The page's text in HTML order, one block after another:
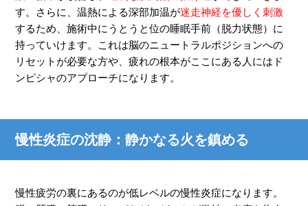
す。さらに、温熱による深部加温が迷走神経を優しく刺激
するため、施術中にうとうと位の睡眠手前（脱力状態）に
持っていけます。これは脳のニュートラルポジションへの
リセットが必要な方や、疲れの根本がここにある人にはド
ンピシャのアプローチになります。
慢性炎症の沈静：静かなる火を鎮める
慢性疲労の裏にあるのが低レベルの慢性炎症になります。